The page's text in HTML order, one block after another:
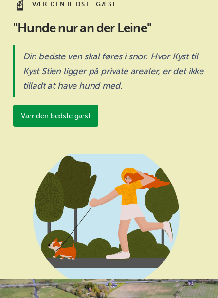
VÆR DEN BEDSTE GÆST
"Hunde nur an der Leine"
Din bedste ven skal føres i snor. Hvor Kyst til
Kyst Stien ligger på private arealer, er det ikke
tilladt at have hund med.
Vær den bedste gæst